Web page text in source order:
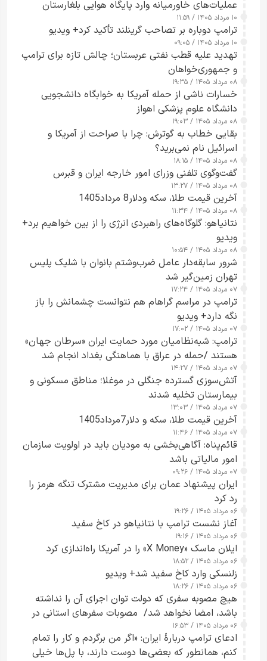
عملیات‌های خاورمیانه وارد پایگاه هوایی بلغارستان
شدند
۱۰ مرداد ۱۴۰۵ / ۱۱:۵۹
ترامپ دوباره بر تصاحب گرینلند تأکید کرد+ ویدیو
۱۰ مرداد ۱۴۰۵ / ۰۹:۰۵
تهدید علیه قطب نفتی عربستان؛ چالش تازه برای ترامپ
و جمهوری‌خواهان
۰۸ مرداد ۱۴۰۵ / ۱۹:۳۵
خسارات ناشی از حمله آمریکا به خوابگاه دانشجویی
دانشگاه علوم پزشکی اهواز
۰۸ مرداد ۱۴۰۵ / ۱۹:۰۳
بقایی خطاب به گوترش: چرا با صراحت از آمریکا و
اسرائیل نام نمی‌برید؟
۰۸ مرداد ۱۴۰۵ / ۱۸:۱۵
گفت‌وگوی تلفنی وزرای امور خارجه ایران و قبرس
۰۸ مرداد ۱۴۰۵ / ۱۳:۲۷
آخرین قیمت طلا، سکه ودلار8 مرداد1405
۰۸ مرداد ۱۴۰۵ / ۱۱:۳۴
نتانیاهو: گلوگاه‌های راهبردی انرژی را از بین خواهیم برد+
ویدیو
۰۸ مرداد ۱۴۰۵ / ۱۰:۵۴
شرور سابقه‌دار عامل ضرب‌وشتم بانوان با شلیک پلیس
تهران زمین‌گیر شد
۰۷ مرداد ۱۴۰۵ / ۱۷:۲۴
ترامپ در مراسم گراهام هم نتوانست چشمانش را باز
نگه دارد+ ویدیو
۰۷ مرداد ۱۴۰۵ / ۱۷:۰۲
ترامپ: شبه‌نظامیان مورد حمایت ایران «سرطان جهان»
هستند /حمله در عراق با هماهنگی بغداد انجام شد
۰۷ مرداد ۱۴۰۵ / ۱۴:۲۷
آتش‌سوزی گسترده جنگلی در موغلا؛ مناطق مسکونی و
بیمارستان تخلیه شدند
۰۷ مرداد ۱۴۰۵ / ۱۳:۰۳
آخرین قیمت طلا، سکه و دلار7مرداد1405
۰۷ مرداد ۱۴۰۵ / ۱۱:۴۶
قائم‌پناه: آگاهی‌بخشی به مودیان باید در اولویت سازمان
امور مالیاتی باشد
۰۷ مرداد ۱۴۰۵ / ۰۹:۲۶
ایران پیشنهاد عمان برای مدیریت مشترک تنگه هرمز را
رد کرد
۰۶ مرداد ۱۴۰۵ / ۱۹:۲۶
آغاز نشست ترامپ با نتانیاهو در کاخ سفید
۰۶ مرداد ۱۴۰۵ / ۱۹:۱۶
ایلان ماسک «X Money» را در آمریکا راه‌اندازی کرد
۰۶ مرداد ۱۴۰۵ / ۱۸:۵۲
زلنسکی وارد کاخ سفید شد+ ویدیو
۰۶ مرداد ۱۴۰۵ / ۱۸:۲۶
هیچ مصوبه سفری که دولت توان اجرای آن را نداشته
باشد، امضا نخواهد شد/ مصوبات سفرهای استانی در
چارچوب قانون بودجه است+ عکس
۰۶ مرداد ۱۴۰۵ / ۱۶:۵۳
ادعای ترامپ دربارهٔ ایران: «اگر من برگردم و کار را تمام
کنم، همانطور که بعضی‌ها دوست دارند، با پل‌ها خیلی